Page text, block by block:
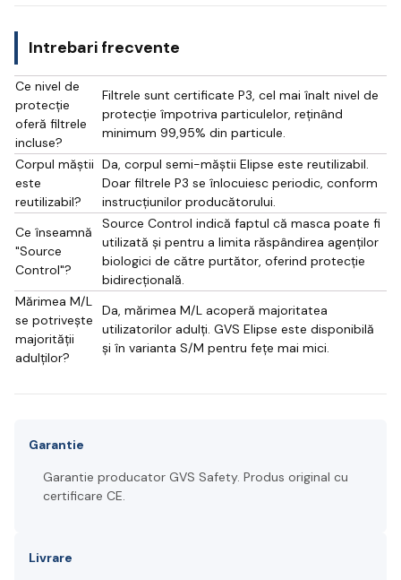
Intrebari frecvente
Ce nivel de
protecție
oferă filtrele
incluse?
Filtrele sunt certificate P3, cel mai înalt nivel de
protecție împotriva particulelor, reținând
minimum 99,95% din particule.
Corpul măștii
este
reutilizabil?
Da, corpul semi-măștii Elipse este reutilizabil.
Doar filtrele P3 se înlocuiesc periodic, conform
instrucțiunilor producătorului.
Ce înseamnă
"Source
Control"?
Source Control indică faptul că masca poate fi
utilizată și pentru a limita răspândirea agenților
biologici de către purtător, oferind protecție
bidirecțională.
Mărimea M/L
se potrivește
majorității
adulților?
Da, mărimea M/L acoperă majoritatea
utilizatorilor adulți. GVS Elipse este disponibilă
și în varianta S/M pentru fețe mai mici.
Garantie
Garantie producator GVS Safety. Produs original cu
certificare CE.
Livrare